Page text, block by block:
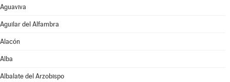
Aguaviva
Aguilar del Alfambra
Alacón
Alba
Albalate del Arzobispo